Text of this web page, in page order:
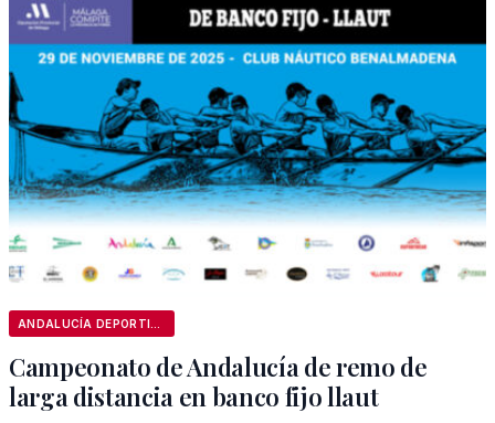
Campeonato de Andalucía de remo de
larga distancia en banco fijo llaut